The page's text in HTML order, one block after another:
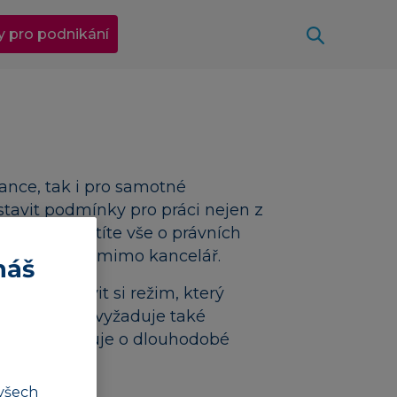
pro podnikání
tak i pro samotné
podmínky pro práci nejen z
zjistíte vše o právních
mimo kancelář.
a nastavit si režim, který
ale vyžaduje také
rozhoduje o dlouhodobé